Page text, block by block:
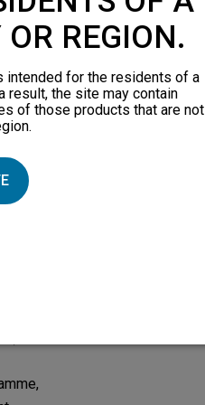
REGION.
intended for the residents of a
result, the site may contain
of those products that are not